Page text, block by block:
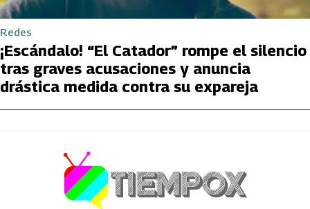
Redes
¡Escándalo! “El Catador” rompe el silencio
tras graves acusaciones y anuncia
drástica medida contra su expareja